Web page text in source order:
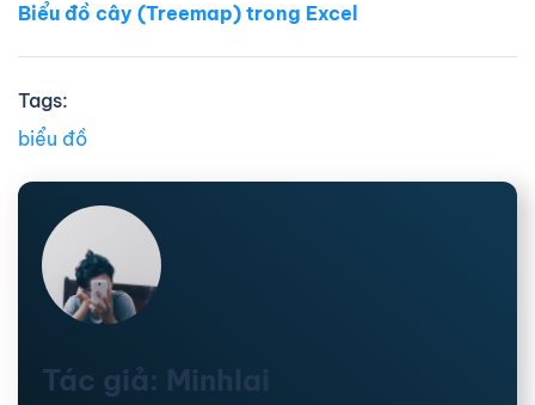
Biểu đồ cây (Treemap) trong Excel
Tags:
biểu đồ
Tác giả: Minhlai